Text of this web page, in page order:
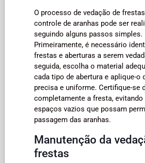
O processo de vedação de
controle de aranhas pode ser
seguindo alguns passos simples.
Primeiramente, é necessário
frestas e aberturas a serem
seguida, escolha o material
cada tipo de abertura e aplique-o
precisa e uniforme. Certifique-se
completamente a fresta, evitando
espaços vazios que possam
passagem das aranhas.
Manutenção da
frestas